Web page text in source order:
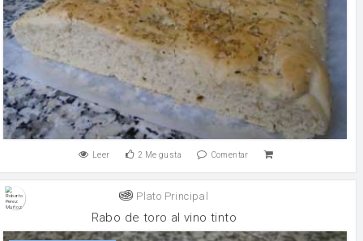
Leer 2 Me gusta Comentar
Plato Principal
Rabo de toro al vino tinto